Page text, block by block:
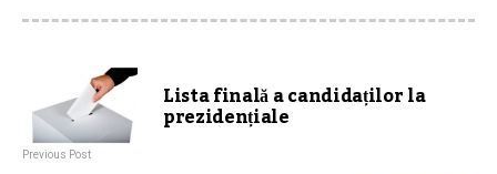
Lista finală a candidaților la
prezidențiale
Previous Post